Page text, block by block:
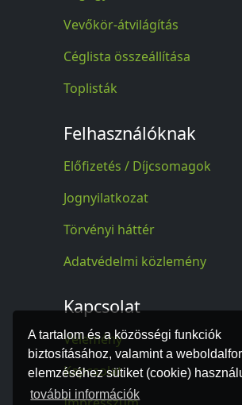
A tartalom és a közösségi funkciók
biztosításához, valamint a
elemzéséhez sütiket (cookie)
további információk
Vevőkör-átvilágítás
Céglista összeállítása
Toplisták
Felhasználóknak
Előfizetés / Díjcsomagok
Jognyilatkozat
Törvényi háttér
Adatvédelmi közlemény
Kapcsolat
Vélemény
Kapcsolat